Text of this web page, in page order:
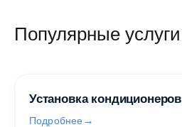
Популярные услуги
Установка кондиционеров
Подробнее